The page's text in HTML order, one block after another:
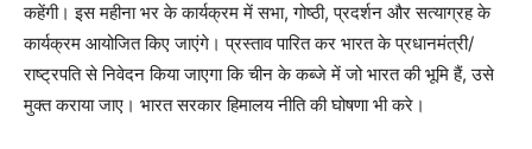
कहेंगी। इस महीना भर के कार्यक्रम में सभा, गोष्ठी, प्रदर्शन और सत्याग्रह के
कार्यक्रम आयोजित किए जाएंगे। प्रस्ताव पारित कर भारत के प्रधानमंत्री/
राष्ट्रपति से निवेदन किया जाएगा कि चीन के कब्जे में जो भारत की भूमि हैं, उसे
मुक्त कराया जाए। भारत सरकार हिमालय नीति की घोषणा भी करे।